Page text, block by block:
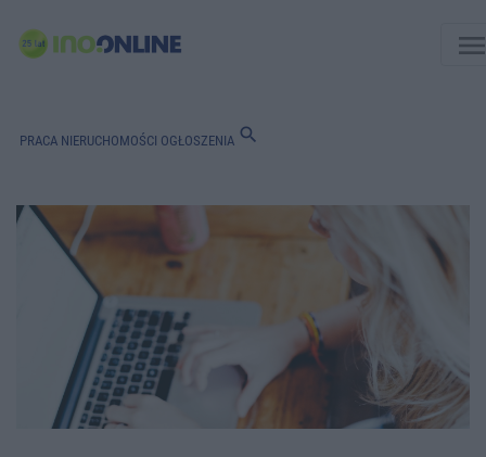
PRACA NIERUCHOMOŚCI OGŁOSZENIA search